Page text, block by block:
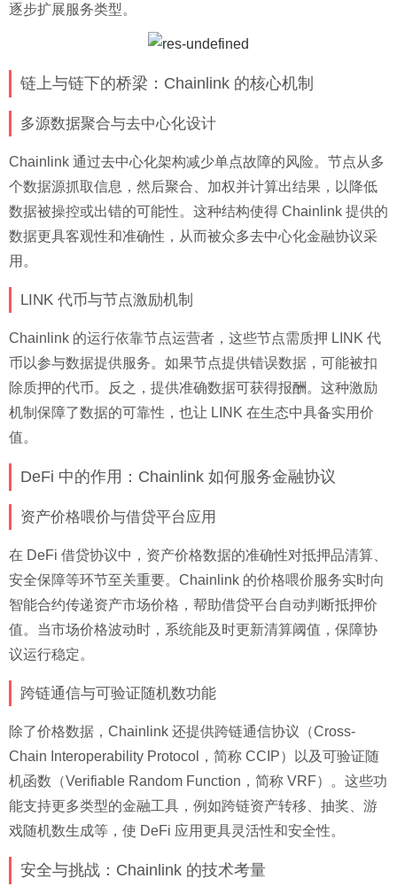
逐步扩展服务类型。
链上与链下的桥梁：Chainlink 的核心机制
多源数据聚合与去中心化设计
Chainlink 通过去中心化架构减少单点故障的风险。节点从多
个数据源抓取信息，然后聚合、加权并计算出结果，以降低
数据被操控或出错的可能性。这种结构使得 Chainlink 提供的
数据更具客观性和准确性，从而被众多去中心化金融协议采
用。
LINK 代币与节点激励机制
Chainlink 的运行依靠节点运营者，这些节点需质押 LINK 代
币以参与数据提供服务。如果节点提供错误数据，可能被扣
除质押的代币。反之，提供准确数据可获得报酬。这种激励
机制保障了数据的可靠性，也让 LINK 在生态中具备实用价
值。
DeFi 中的作用：Chainlink 如何服务金融协议
资产价格喂价与借贷平台应用
在 DeFi 借贷协议中，资产价格数据的准确性对抵押品清算、
安全保障等环节至关重要。Chainlink 的价格喂价服务实时向
智能合约传递资产市场价格，帮助借贷平台自动判断抵押价
值。当市场价格波动时，系统能及时更新清算阈值，保障协
议运行稳定。
跨链通信与可验证随机数功能
除了价格数据，Chainlink 还提供跨链通信协议（Cross-
Chain Interoperability Protocol，简称 CCIP）以及可验证随
机函数（Verifiable Random Function，简称 VRF）。这些功
能支持更多类型的金融工具，例如跨链资产转移、抽奖、游
戏随机数生成等，使 DeFi 应用更具灵活性和安全性。
安全与挑战：Chainlink 的技术考量